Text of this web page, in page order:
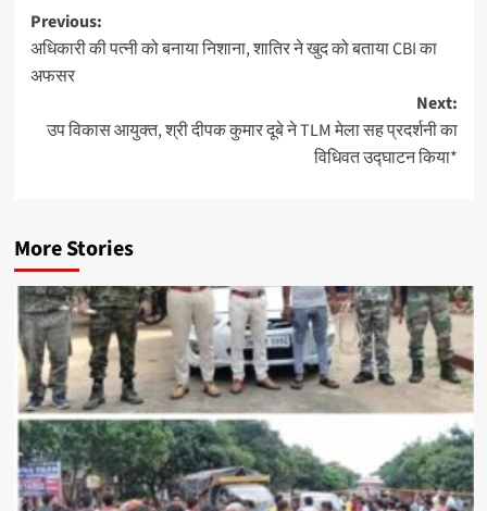
Post
navigation
Previous:
अधिकारी की पत्नी को बनाया निशाना, शातिर ने खुद को बताया CBI का
अफसर
Next:
उप विकास आयुक्त, श्री दीपक कुमार दूबे ने TLM मेला सह प्रदर्शनी का
विधिवत उद्घाटन किया*
More Stories